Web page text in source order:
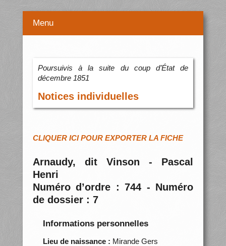
Menu
Poursuivis à la suite du coup d’État de
décembre 1851
Notices individuelles
CLIQUER ICI POUR EXPORTER LA FICHE
Arnaudy, dit Vinson - Pascal
Henri
Numéro d’ordre : 744 - Numéro
de dossier : 7
Informations personnelles
Lieu de naissance : Mirande Gers